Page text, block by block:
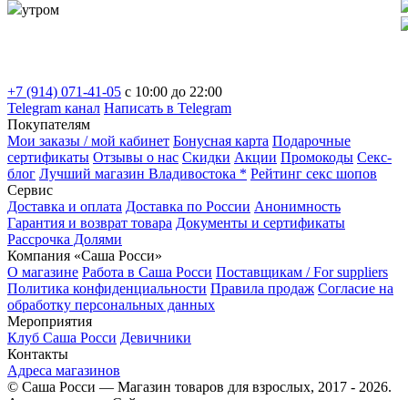
утром
+7 (914) 071-41-05 c 10:00 до 22:00
Telegram канал Написать в Telegram
Покупателям
Мои заказы / мой кабинет Бонусная карта Подарочные
сертификаты Отзывы о нас Скидки Акции Промокоды Секс-
блог Лучший магазин Владивостока * Рейтинг секс шопов
Сервис
Доставка и оплата Доставка по России Анонимность
Гарантия и возврат товара Документы и сертификаты
Рассрочка Долями
Компания «Саша Росси»
О магазине Работа в Саша Росси Поставщикам / For suppliers
Политика конфиденциальности Правила продаж Согласие на
обработку персональных данных
Мероприятия
Клуб Саша Росси Девичники
Контакты
Адреса магазинов
© Саша Росси — Магазин товаров для взрослых, 2017 - 2026.